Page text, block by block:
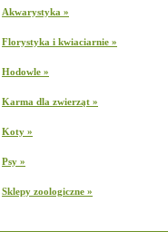
Akwarystyka »
Florystyka i kwiaciarnie »
Hodowle »
Karma dla zwierząt »
Koty »
Psy »
Sklepy zoologiczne »